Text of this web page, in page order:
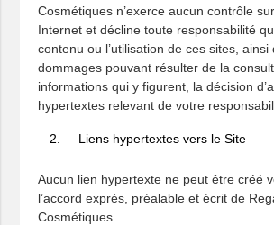
Cosmétiques n’exerce aucun contrôle
Internet et décline toute responsabilité
contenu ou l’utilisation de ces sites, ainsi
dommages pouvant résulter de la
informations qui y figurent, la décision
hypertextes relevant de votre
Liens hypertextes vers le Site
Aucun lien hypertexte ne peut être créé
l’accord exprès, préalable et écrit de
Cosmétiques.